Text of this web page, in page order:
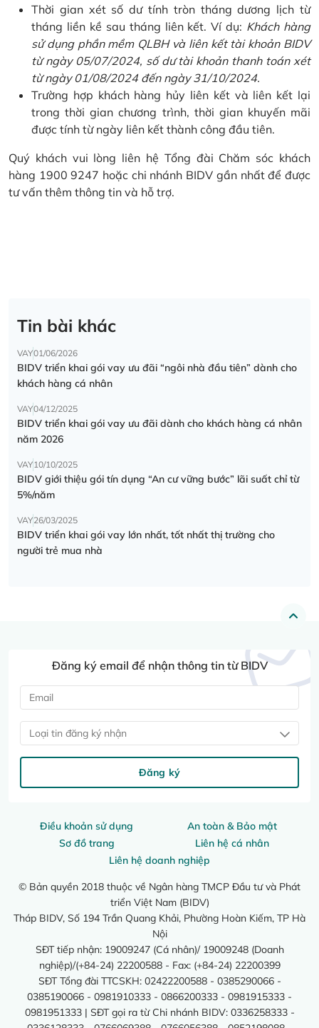
Thời gian xét số dư tính tròn tháng dương lịch từ
tháng liền kề sau tháng liên kết. Ví dụ: Khách hàng
sử dụng phần mềm QLBH và liên kết tài khoản BIDV
từ ngày 05/07/2024, số dư tài khoản thanh toán xét
từ ngày 01/08/2024 đến ngày 31/10/2024.
Trường hợp khách hàng hủy liên kết và liên kết lại
trong thời gian chương trình, thời gian khuyến mãi
được tính từ ngày liên kết thành công đầu tiên.
Quý khách vui lòng liên hệ Tổng đài Chăm sóc khách
hàng 1900 9247 hoặc chi nhánh BIDV gần nhất để được
tư vấn thêm thông tin và hỗ trợ.
Tin bài khác
VAY01/06/2026
BIDV triển khai gói vay ưu đãi “ngôi nhà đầu tiên” dành cho
khách hàng cá nhân
VAY04/12/2025
BIDV triển khai gói vay ưu đãi dành cho khách hàng cá nhân
năm 2026
VAY10/10/2025
BIDV giới thiệu gói tín dụng “An cư vững bước” lãi suất chỉ từ
5%/năm
VAY26/03/2025
BIDV triển khai gói vay lớn nhất, tốt nhất thị trường cho
người trẻ mua nhà
Điều khoản sử dụng
An toàn & Bảo mật
Sơ đồ trang
Liên hệ cá nhân
Liên hệ doanh nghiệp
© Bản quyền 2018 thuộc về Ngân hàng TMCP Đầu tư và Phát
triển Việt Nam (BIDV)
Tháp BIDV, Số 194 Trần Quang Khải, Phường Hoàn Kiếm, TP Hà
Nội
SĐT tiếp nhận: 19009247 (Cá nhân)/ 19009248 (Doanh
nghiệp)/(+84-24) 22200588 - Fax: (+84-24) 22200399
SĐT Tổng đài TTCSKH: 02422200588 - 0385290066 -
0385190066 - 0981910333 - 0866200333 - 0981915333 -
0981951333 | SĐT gọi ra từ Chi nhánh BIDV: 0336258333 -
Đăng ký email để nhận thông tin từ BIDV
Loại tin đăng ký nhận
Đăng ký